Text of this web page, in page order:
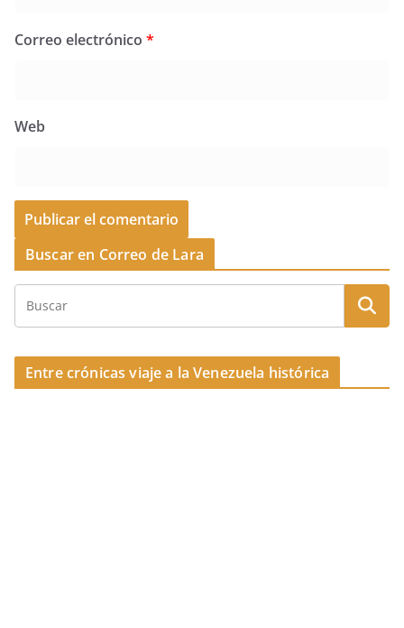
Correo electrónico *
Web
Buscar en Correo de Lara
Entre crónicas viaje a la Venezuela histórica